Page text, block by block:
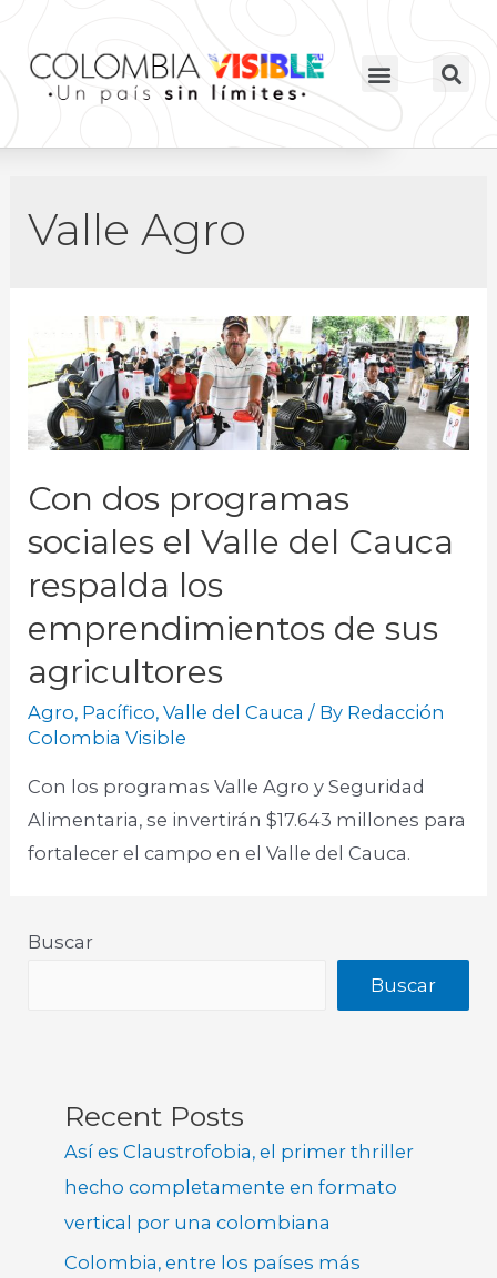
Valle Agro
Con dos programas
sociales el Valle del Cauca
respalda los
emprendimientos de sus
agricultores
Agro, Pacífico,Valle del Cauca / By Redacción
Colombia Visible
Con los programas Valle Agro y Seguridad
Alimentaria, se invertirán $17.643 millones para
fortalecer el campo en el Valle del Cauca.
Buscar
Buscar
Recent Posts
Así es Claustrofobia, el primer thriller
hecho completamente en formato
vertical por una colombiana
Colombia, entre los países más